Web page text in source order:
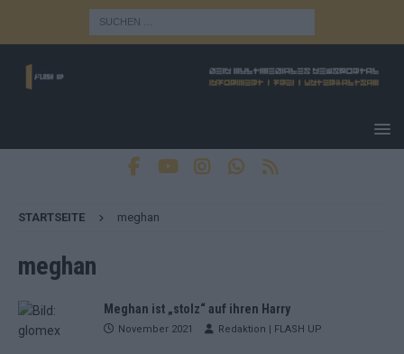
STARTSEITE meghan
meghan
Meghan ist „stolz“ auf ihren Harry
November 2021 Redaktion | FLASH UP